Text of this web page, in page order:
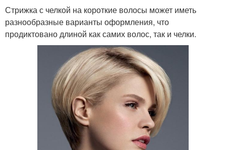
Стрижка с челкой на короткие волосы может иметь
разнообразные варианты оформления, что
продиктовано длиной как самих волос, так и челки.